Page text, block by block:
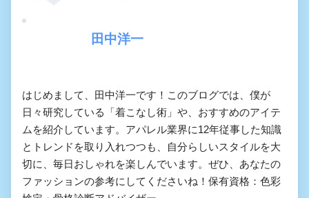
田中洋一
はじめまして、田中洋一です！このブログでは、僕が
日々研究している「着こなし術」や、おすすめのアイテ
ムを紹介しています。アパレル業界に12年従事した知識
とトレンドを取り入れつつも、自分らしいスタイルを大
切に、毎日おしゃれを楽しんでいます。ぜひ、あなたの
ファッションの参考にしてくださいね！保有資格：色彩